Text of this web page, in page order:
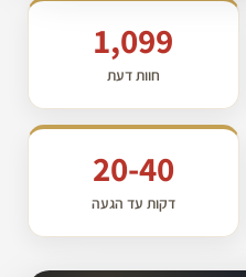
1,099
חוות דעת
20-40
דקות עד הגעה